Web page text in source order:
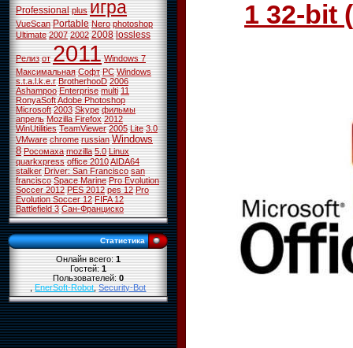
Professional plus игра
VueScan Portable Nero photoshop
Ultimate 2007 2002 2008 lossless
Релиз от 2011 Windows 7
Максимальная Софт PC Windows
s.t.a.l.k.e.r BrotherhooD 2006
Ashampoo Enterprise multi 11
RonyaSoftAdobe Photoshop
Microsoft 2003 Skype фильмы
апрель Mozilla Firefox 2012
WinUtilities TeamViewer 2005 Lite 3.0
VMware chrome russian Windows
8 Росомаха mozilla 5.0 Linux
quarkxpress office 2010AIDA64
stalker Driver: San Francisco san
francisco Space Marine Pro Evolution
Soccer 2012 PES 2012 pes 12 Pro
Evolution Soccer 12 FIFA 12
Battlefield 3 Сан-Франциско
Статистика
Онлайн всего:1
Гостей:1
Пользователей:0
,EnerSoft-Robot,Security-Bot
1 32-bit